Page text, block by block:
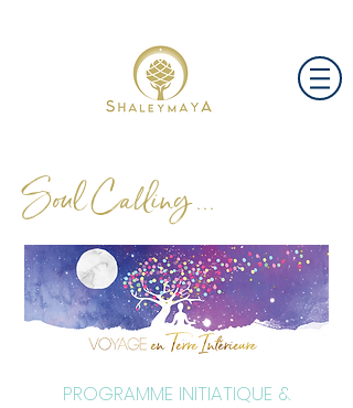
PROGRAMME INITIATIQUE &
Soul Calling ...